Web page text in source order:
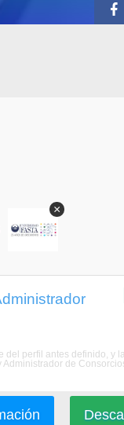
×
perfil antes definido, y
de